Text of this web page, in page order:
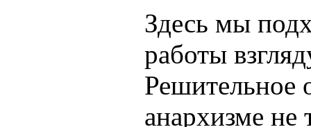
Здесь мы
работы
Решительное
анархизме не